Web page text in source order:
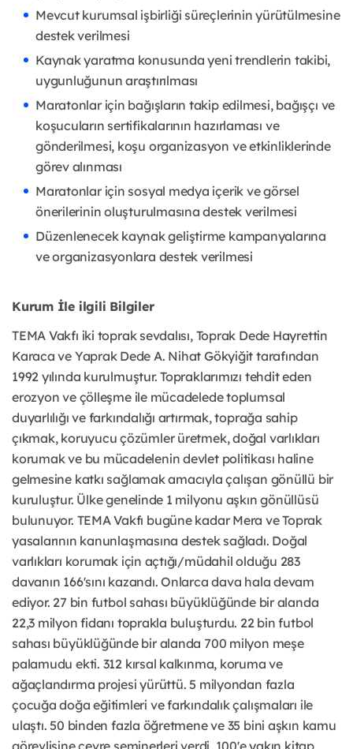
Mevcut kurumsal işbirliği süreçlerinin yürütülmesine
destek verilmesi
Kaynak yaratma konusunda yeni trendlerin takibi,
uygunluğunun araştırılması
Maratonlar için bağışların takip edilmesi, bağışçı ve
koşucuların sertifikalarının hazırlaması ve
gönderilmesi, koşu organizasyon ve etkinliklerinde
görev alınması
Maratonlar için sosyal medya içerik ve görsel
önerilerinin oluşturulmasına destek verilmesi
Düzenlenecek kaynak geliştirme kampanyalarına
ve organizasyonlara destek verilmesi
Kurum İle ilgili Bilgiler
TEMA Vakfı iki toprak sevdalısı, Toprak Dede Hayrettin
Karaca ve Yaprak Dede A. Nihat Gökyiğit tarafından
1992 yılında kurulmuştur. Topraklarımızı tehdit eden
erozyon ve çölleşme ile mücadelede toplumsal
duyarlılığı ve farkındalığı artırmak, toprağa sahip
çıkmak, koruyucu çözümler üretmek, doğal varlıkları
korumak ve bu mücadelenin devlet politikası haline
gelmesine katkı sağlamak amacıyla çalışan gönüllü bir
kuruluştur. Ülke genelinde 1 milyonu aşkın gönüllüsü
bulunuyor. TEMA Vakfı bugüne kadar Mera ve Toprak
yasalarının kanunlaşmasına destek sağladı. Doğal
varlıkları korumak için açtığı/müdahil olduğu 283
davanın 166'sını kazandı. Onlarca dava hala devam
ediyor. 27 bin futbol sahası büyüklüğünde bir alanda
22,3 milyon fidanı toprakla buluşturdu. 22 bin futbol
sahası büyüklüğünde bir alanda 700 milyon meşe
palamudu ekti. 312 kırsal kalkınma, koruma ve
ağaçlandırma projesi yürüttü. 5 milyondan fazla
çocuğa doğa eğitimleri ve farkındalık çalışmaları ile
ulaştı. 50 binden fazla öğretmene ve 35 bini aşkın kamu